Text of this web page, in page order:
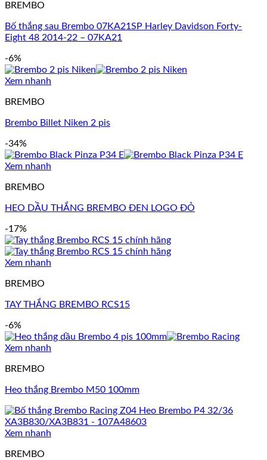
BREMBO
Bố thắng sau Brembo 07KA21SP Harley Davidson Forty-
Eight 48 2014-22 – 07KA21
-6%
Xem nhanh
BREMBO
Brembo Billet Niken 2 pis
-34%
Xem nhanh
BREMBO
HEO DẦU THẮNG BREMBO ĐEN LOGO ĐỎ
-17%
Xem nhanh
BREMBO
TAY THẮNG BREMBO RCS15
-6%
Xem nhanh
BREMBO
Heo thắng Brembo M50 100mm
Xem nhanh
BREMBO